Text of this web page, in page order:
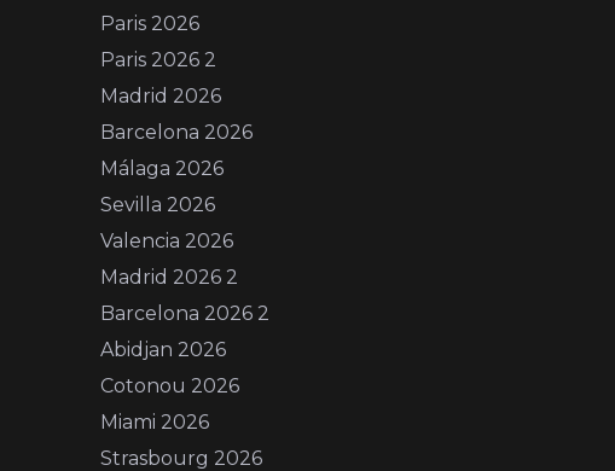
Paris 2026
Paris 2026 2
Madrid 2026
Barcelona 2026
Málaga 2026
Sevilla 2026
Valencia 2026
Madrid 2026 2
Barcelona 2026 2
Abidjan 2026
Cotonou 2026
Miami 2026
Strasbourg 2026